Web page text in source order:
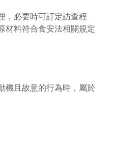
，必要時可訂定訪查程
材料符合食安法相關規定
機且故意的行為時，屬於